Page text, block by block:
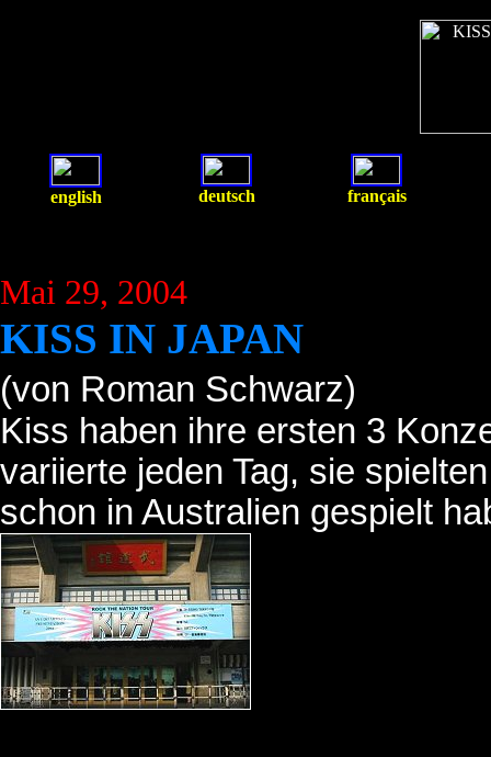
english deutsch français
Mai 29, 2004
KISS IN JAPAN
(von Roman Schwarz)
Kiss haben ihre ersten 3
variierte jeden Tag, sie
schon in Australien gespielt